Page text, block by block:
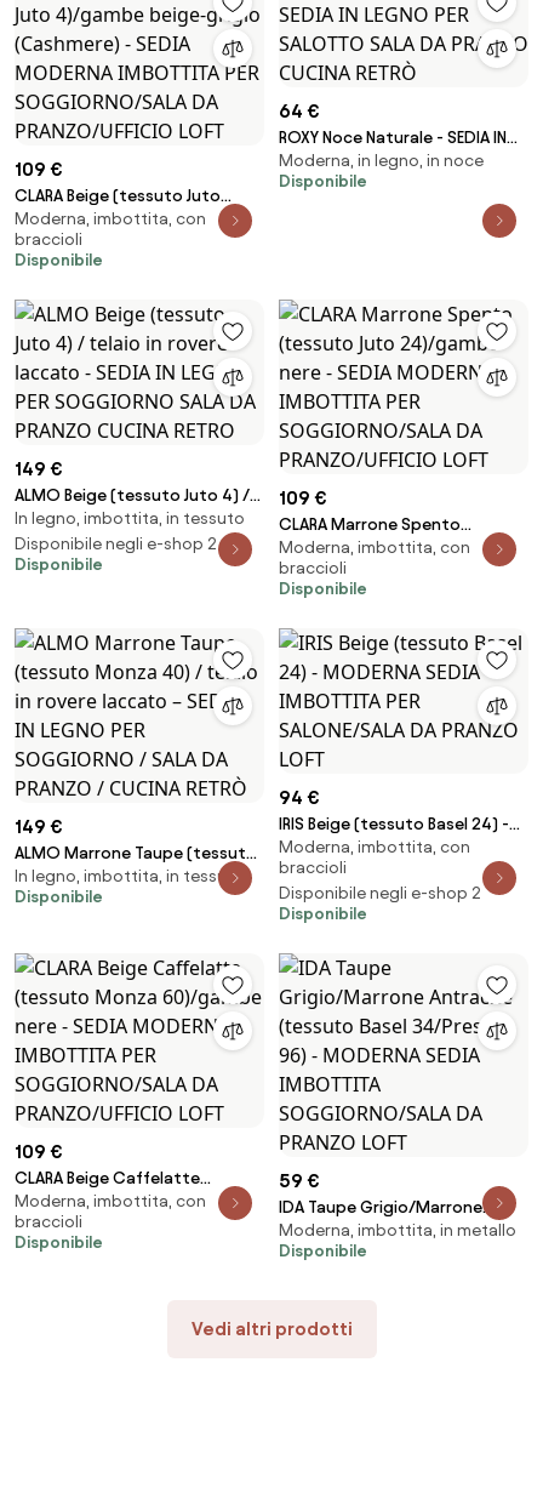
109 €
CLARA Beige (tessuto Juto
4)/gambe beige-grigio
(Cashmere) - SEDIA MODERNA
IMBOTTITA PER
PRANZO/UFFICIO LOFT
Moderna, imbottita, con
braccioli
Disponibile
64 €
ROXY Noce Naturale - SEDIA IN
LEGNO PER SALOTTO SALA DA
PRANZO CUCINA RETRÒ
Moderna, in legno, in noce
Disponibile
149 €
ALMO Beige (tessuto Juto 4) /
telaio in rovere laccato - SEDIA
IN LEGNO PER SOGGIORNO SALA
DA PRANZO CUCINA RETRO
In legno, imbottita, in tessuto
Disponibile negli e-shop 2
Disponibile
109 €
CLARA Marrone Spento
(tessuto Juto 24)/gambe nere -
SEDIA MODERNA IMBOTTITA PER
SOGGIORNO/SALA DA
Moderna, imbottita, con
braccioli
Disponibile
149 €
ALMO Marrone Taupe (tessuto
Monza 40) / telaio in rovere
laccato – SEDIA IN LEGNO PER
/ CUCINA RETRÒ
In legno, imbottita, in tessuto
Disponibile
94 €
IRIS Beige (tessuto Basel 24) -
MODERNA SEDIA IMBOTTITA PER
SALONE/SALA DA PRANZO LOFT
Moderna, imbottita, con
braccioli
Disponibile negli e-shop 2
Disponibile
109 €
CLARA Beige Caffelatte
(tessuto Monza 60)/gambe
nere - SEDIA MODERNA
IMBOTTITA PER
Moderna, imbottita, con
braccioli
Disponibile
59 €
IDA Taupe Grigio/Marrone
Antracite (tessuto Basel
34/Preston 96) - MODERNA
LOFT
Moderna, imbottita, in metallo
Disponibile
Vedi altri prodotti